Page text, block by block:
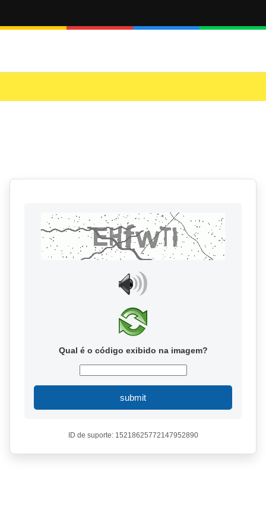
Qual é o código exibido na imagem?
submit
ID de suporte: 15218625772147952890